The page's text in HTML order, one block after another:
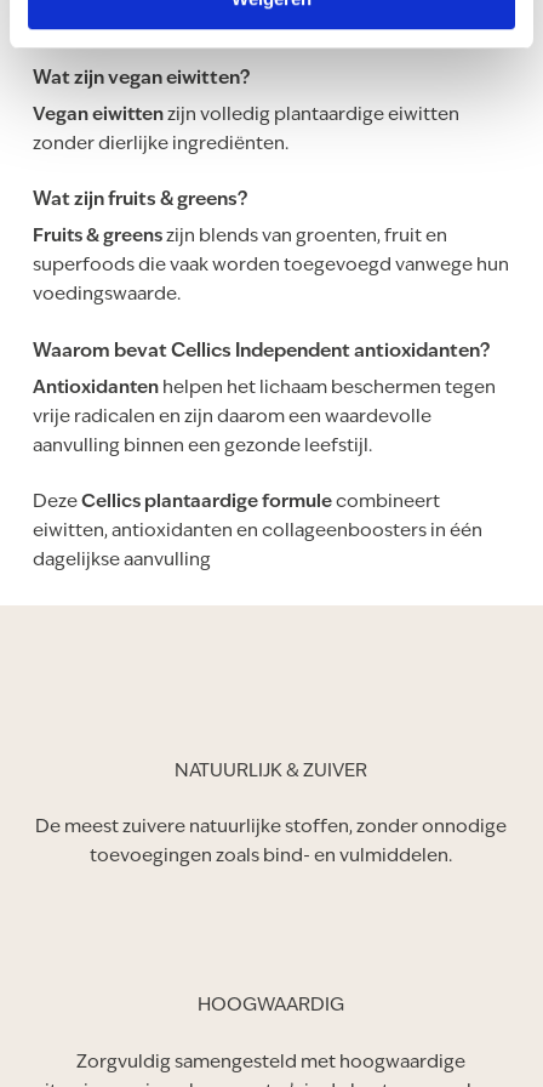
Wat zijn vegan eiwitten?
Vegan eiwittenzijn volledig plantaardige eiwitten
zonder dierlijke ingrediënten.
Wat zijn fruits & greens?
Fruits & greenszijn blends van groenten, fruit en
superfoods die vaak worden toegevoegd vanwege hun
voedingswaarde.
Waarom bevat Cellics Independent antioxidanten?
Antioxidantenhelpen het lichaam beschermen tegen
vrije radicalen en zijn daarom een waardevolle
aanvulling binnen een gezonde leefstijl.
Deze Cellics plantaardige formulecombineert
eiwitten, antioxidanten en collageenboosters in één
dagelijkse aanvulling
NATUURLIJK & ZUIVER
De meest zuivere natuurlijke stoffen, zonder onnodige
toevoegingen zoals bind- en vulmiddelen.
HOOGWAARDIG
Zorgvuldig samengesteld met hoogwaardige